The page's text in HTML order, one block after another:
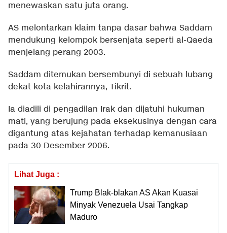
menewaskan satu juta orang.
AS melontarkan klaim tanpa dasar bahwa Saddam
mendukung kelompok bersenjata seperti al-Qaeda
menjelang perang 2003.
Saddam ditemukan bersembunyi di sebuah lubang
dekat kota kelahirannya, Tikrit.
Ia diadili di pengadilan Irak dan dijatuhi hukuman
mati, yang berujung pada eksekusinya dengan cara
digantung atas kejahatan terhadap kemanusiaan
pada 30 Desember 2006.
Lihat Juga :
Trump Blak-blakan AS Akan Kuasai
Minyak Venezuela Usai Tangkap
Maduro